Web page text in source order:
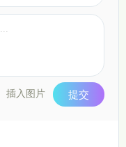
插入图片 提交